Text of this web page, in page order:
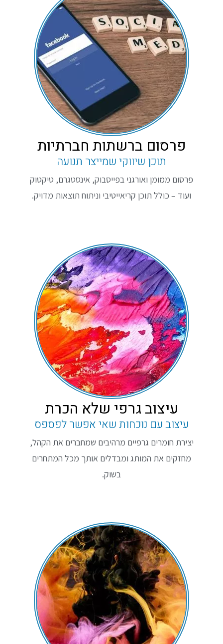
פרסום ברשתות חברתיות
תוכן שיווקי שמייצר תנועה
פרסום ממומן ואורגני בפייסבוק, אינסטגרם, טיקטוק
ועוד – כולל תוכן קריאייטיבי וניתוח תוצאות מדויק.
עיצוב גרפי שלא הכרת
עיצוב עם נוכחות שאי אפשר לפספס
יצירת חומרים גרפיים מרהיבים שמחברים את הקהל,
מחזקים את המותג ומבדלים אותך מכל המתחרים
בשוק.